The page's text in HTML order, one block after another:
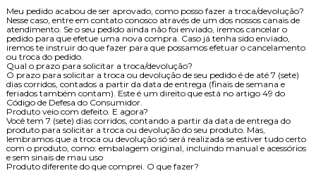
Meu pedido acabou de ser aprovado, como posso fazer a troca/devolução?
Nesse caso, entre em contato conosco através de um dos nossos canais de
atendimento. Se o seu pedido ainda não foi enviado, iremos cancelar o
pedido para que efetue uma nova compra. Caso já tenha sido enviado,
iremos te instruir do que fazer para que possamos efetuar o cancelamento
ou troca do pedido.
Qual o prazo para solicitar a troca/devolução?
O prazo para solicitar a troca ou devolução de seu pedido é de até 7 (sete)
dias corridos, contados a partir da data de entrega (finais de semana e
feriados também contam). Este é um direito que está no artigo 49 do
Código de Defesa do Consumidor.
Produto veio com defeito. E agora?
Você tem 7 (sete) dias corridos, contando a partir da data de entrega do
produto para solicitar a troca ou devolução do seu produto. Mas,
lembramos que a troca ou devolução só será realizada se estiver tudo certo
com o produto, como: embalagem original, incluindo manual e acessórios
e sem sinais de mau uso
Produto diferente do que comprei. O que fazer?